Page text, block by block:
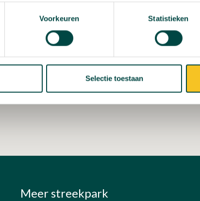
Voorkeuren Statistieken
Selectie toestaan
Meer streekpark